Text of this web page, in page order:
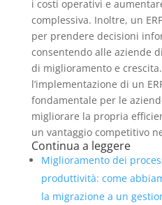
i costi operativi e
complessiva. Inoltre, un
per prendere decisioni
consentendo alle aziende
di miglioramento e
l’implementazione di un
fondamentale per le
migliorare la propria
un vantaggio competitivo
Continua a leggere
Miglioramento dei
produttività: come
la migrazione a un